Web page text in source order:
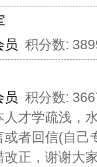
员 积分数:
员 积分数:
人才学疏浅，
或者回信(自己
正，谢谢大